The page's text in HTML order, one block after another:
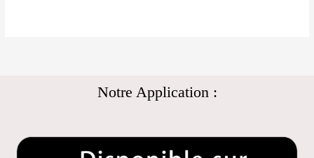
Notre Application :